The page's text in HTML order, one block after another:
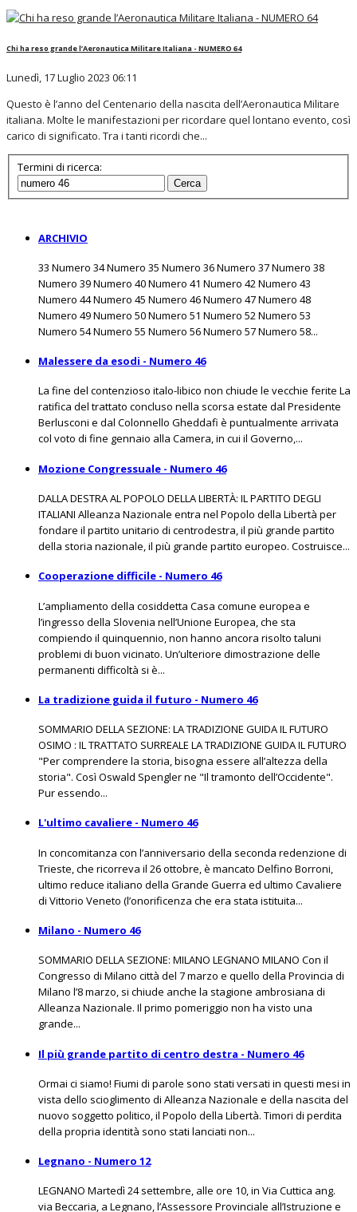
Chi ha reso grande l’Aeronautica Militare Italiana - NUMERO 64
Lunedì, 17 Luglio 2023 06:11
Questo è l’anno del Centenario della nascita dell’Aeronautica Militare
italiana. Molte le manifestazioni per ricordare quel lontano evento, così
carico di significato. Tra i tanti ricordi che...
Termini di ricerca:
Cerca
ARCHIVIO
33 Numero 34 Numero 35 Numero 36 Numero 37 Numero 38
Numero 39 Numero 40 Numero 41 Numero 42 Numero 43
Numero 44 Numero 45 Numero 46 Numero 47 Numero 48
Numero 49 Numero 50 Numero 51 Numero 52 Numero 53
Numero 54 Numero 55 Numero 56 Numero 57 Numero 58...
Malessere da esodi - Numero 46
La fine del contenzioso italo-libico non chiude le vecchie ferite La
ratifica del trattato concluso nella scorsa estate dal Presidente
Berlusconi e dal Colonnello Gheddafi è puntualmente arrivata
col voto di fine gennaio alla Camera, in cui il Governo,...
Mozione Congressuale - Numero 46
DALLA DESTRA AL POPOLO DELLA LIBERTÀ: IL PARTITO DEGLI
ITALIANI Alleanza Nazionale entra nel Popolo della Libertà per
fondare il partito unitario di centrodestra, il più grande partito
della storia nazionale, il più grande partito europeo. Costruisce...
Cooperazione difficile - Numero 46
L’ampliamento della cosiddetta Casa comune europea e
l’ingresso della Slovenia nell’Unione Europea, che sta
compiendo il quinquennio, non hanno ancora risolto taluni
problemi di buon vicinato. Un’ulteriore dimostrazione delle
permanenti difficoltà si è...
La tradizione guida il futuro - Numero 46
SOMMARIO DELLA SEZIONE: LA TRADIZIONE GUIDA IL FUTURO
OSIMO : IL TRATTATO SURREALE LA TRADIZIONE GUIDA IL FUTURO
"Per comprendere la storia, bisogna essere all’altezza della
storia". Così Oswald Spengler ne "Il tramonto dell’Occidente".
Pur essendo...
L'ultimo cavaliere - Numero 46
In concomitanza con l’anniversario della seconda redenzione di
Trieste, che ricorreva il 26 ottobre, è mancato Delfino Borroni,
ultimo reduce italiano della Grande Guerra ed ultimo Cavaliere
di Vittorio Veneto (l’onorificenza che era stata istituita...
Milano - Numero 46
SOMMARIO DELLA SEZIONE: MILANO LEGNANO MILANO Con il
Congresso di Milano città del 7 marzo e quello della Provincia di
Milano l’8 marzo, si chiude anche la stagione ambrosiana di
Alleanza Nazionale. Il primo pomeriggio non ha visto una
grande...
Il più grande partito di centro destra - Numero 46
Ormai ci siamo! Fiumi di parole sono stati versati in questi mesi in
vista dello scioglimento di Alleanza Nazionale e della nascita del
nuovo soggetto politico, il Popolo della Libertà. Timori di perdita
della propria identità sono stati lanciati non...
Legnano - Numero 12
LEGNANO Martedì 24 settembre, alle ore 10, in Via Cuttica ang.
via Beccaria, a Legnano, l’Assessore Provinciale all’Istruzione e